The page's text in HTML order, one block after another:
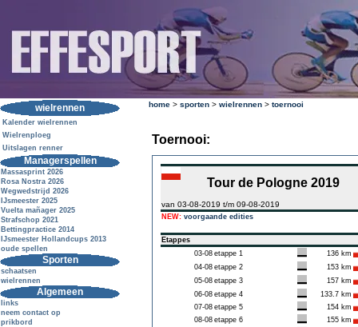
wielrennen
Kalender wielrennen
Wielrenploeg
Uitslagen renner
Managerspellen
Massasprint 2026
Rosa Nostra 2026
Wegwedstrijd 2026
IJsmeester 2025
Vuelta mañager 2025
Strafschop 2021
Bettingpractice 2014
IJsmeester Hollandcups 2013
oude spellen
Sporten
schaatsen
wielrennen
Algemeen
links
neem contact op
prikbord
home > sporten > wielrennen > toernooi
Toernooi:
Tour de Pologne 2019
van 03-08-2019 t/m 09-08-2019
NEW: voorgaande edities
Etappes
03-08 etappe 1
136 km
04-08 etappe 2
153 km
05-08 etappe 3
157 km
06-08 etappe 4
133.7 km
07-08 etappe 5
154 km
08-08 etappe 6
155 km